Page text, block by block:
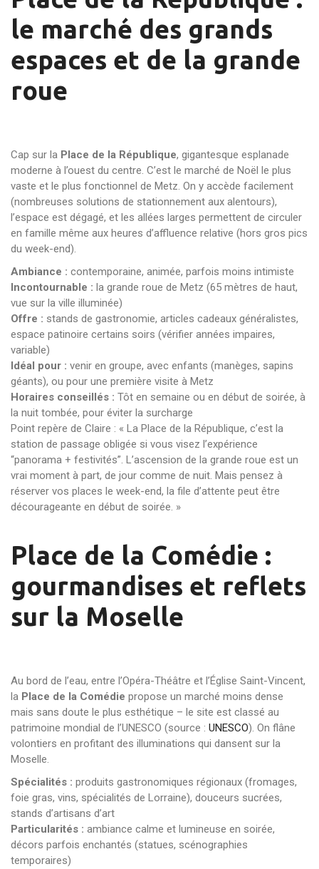
le marché des grands
espaces et de la grande
roue
Cap sur la Place de la République, gigantesque esplanade
moderne à l’ouest du centre. C’est le marché de Noël le plus
vaste et le plus fonctionnel de Metz. On y accède facilement
(nombreuses solutions de stationnement aux alentours),
l’espace est dégagé, et les allées larges permettent de circuler
en famille même aux heures d’affluence relative (hors gros pics
du week-end).
Ambiance : contemporaine, animée, parfois moins intimiste
Incontournable : la grande roue de Metz (65 mètres de haut,
vue sur la ville illuminée)
Offre : stands de gastronomie, articles cadeaux généralistes,
espace patinoire certains soirs (vérifier années impaires,
variable)
Idéal pour : venir en groupe, avec enfants (manèges, sapins
géants), ou pour une première visite à Metz
Horaires conseillés : Tôt en semaine ou en début de soirée, à
la nuit tombée, pour éviter la surcharge
Point repère de Claire : « La Place de la République, c’est la
station de passage obligée si vous visez l’expérience
“panorama + festivités”. L’ascension de la grande roue est un
vrai moment à part, de jour comme de nuit. Mais pensez à
réserver vos places le week-end, la file d’attente peut être
décourageante en début de soirée. »
Place de la Comédie :
gourmandises et reflets
sur la Moselle
Au bord de l’eau, entre l’Opéra-Théâtre et l’Église Saint-Vincent,
la Place de la Comédie propose un marché moins dense
mais sans doute le plus esthétique – le site est classé au
patrimoine mondial de l’UNESCO (source : UNESCO). On flâne
volontiers en profitant des illuminations qui dansent sur la
Moselle.
Spécialités : produits gastronomiques régionaux (fromages,
foie gras, vins, spécialités de Lorraine), douceurs sucrées,
stands d’artisans d’art
Particularités : ambiance calme et lumineuse en soirée,
décors parfois enchantés (statues, scénographies
temporaires)